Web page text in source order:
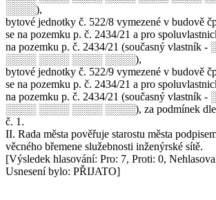
░░░░),
bytové jednotky č. 522/8 vymezené v budově
se na pozemku p. č. 2434/21 a pro
na pozemku p. č. 2434/21 (současný
░░░░ ░░░░ ░░░░ ░░░░),
bytové jednotky č. 522/9 vymezené v budově
se na pozemku p. č. 2434/21 a pro
na pozemku p. č. 2434/21 (současný
░░░░ ░░░░ ░░░░ ░░░░), za podmínek dle
č. 1.
II. Rada města pověřuje starostu města
věcného břemene služebnosti inženýrské sítě.
[Výsledek hlasování: Pro: 7, Proti: 0,
Usnesení bylo: PŘIJATO]